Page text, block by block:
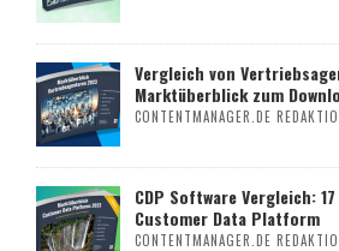
Vergleich von
Marktüberblick zum
CONTENTMANAGER.DE
CDP Software Vergleich:
Customer Data Platform
CONTENTMANAGER.DE